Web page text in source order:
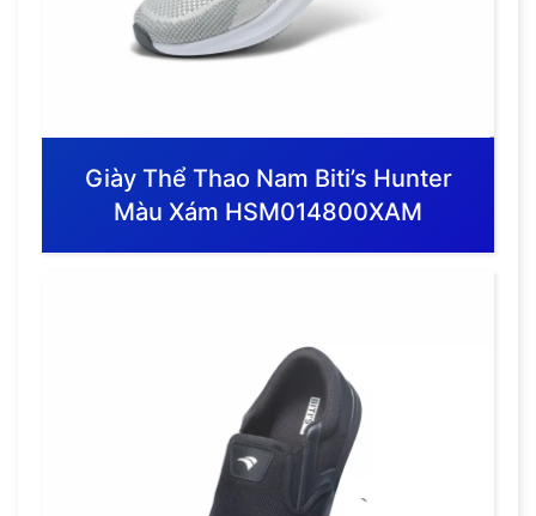
Giày Thể Thao Nam Biti’s Hunter
Màu Xám HSM014800XAM